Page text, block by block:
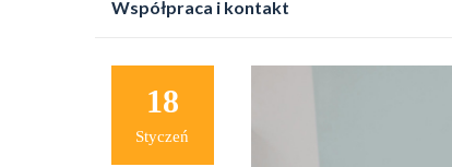
Współpraca i kontakt
18
Styczeń